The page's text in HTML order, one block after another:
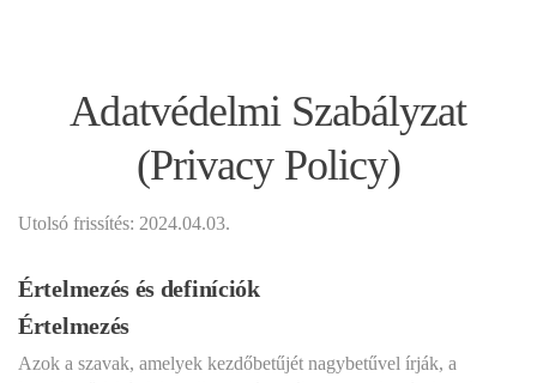
Adatvédelmi Szabályzat
(Privacy Policy)
Utolsó frissítés: 2024.04.03.
Értelmezés és definíciók
Értelmezés
Azok a szavak, amelyek kezdőbetűjét nagybetűvel írják, a